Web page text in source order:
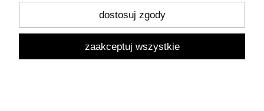
Pon.-Pt. 9:00-17:00
Sob. 10:00-12:00
shop@idealbodylight.com.pl
Oświetlenie wewnętrzne i zewnętrzne - IBL | Wałbrzyska 11/184,
dostosuj zgody
zaakceptuj wszystkie